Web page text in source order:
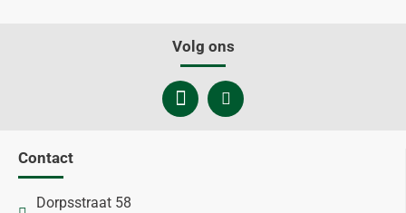
Volg ons
Contact
Dorpsstraat 58